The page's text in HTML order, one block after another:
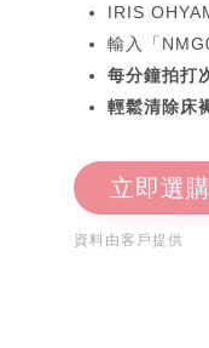
IRIS
輸入「
每分鐘拍打
輕鬆清除床
立即選購
資料由客戶提供